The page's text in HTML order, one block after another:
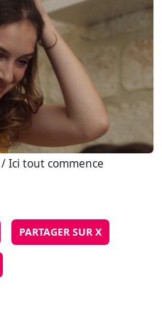
Ici tout commence
PARTAGER SUR X